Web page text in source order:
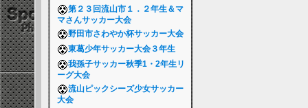
第２３回流山市１．２年生＆マ
マさんサッカー大会
野田市さわやか杯サッカー大会
東葛少年サッカー大会３年生
我孫子サッカー秋季1・2年生リ
ーグ大会
流山ピックシーズ少女サッカー
大会